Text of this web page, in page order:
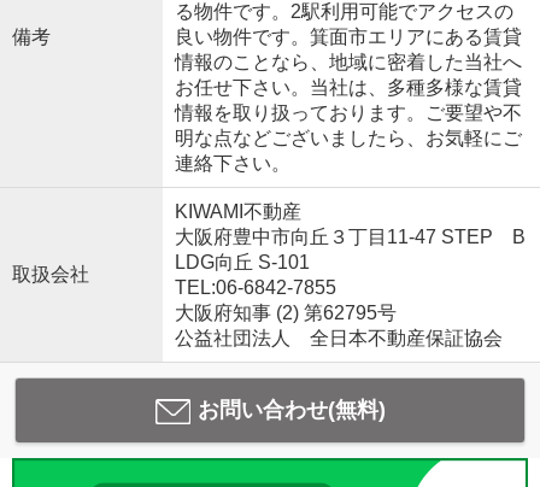
備考
る物件です。2駅利用可能でアクセスの
良い物件です。箕面市エリアにある賃貸
情報のことなら、地域に密着した当社へ
お任せ下さい。当社は、多種多様な賃貸
情報を取り扱っております。ご要望や不
明な点などございましたら、お気軽にご
連絡下さい。
取扱会社
KIWAMI不動産
大阪府豊中市向丘３丁目11-47 STEP B
LDG向丘 S-101
TEL:06-6842-7855
大阪府知事 (2) 第62795号
公益社団法人 全日本不動産保証協会
お問い合わせ(無料)